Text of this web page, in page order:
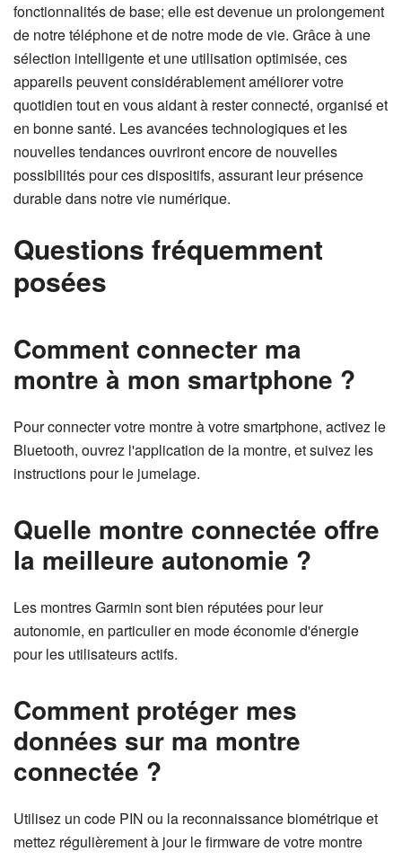
fonctionnalités de base; elle est devenue un prolongement
de notre téléphone et de notre mode de vie. Grâce à une
sélection intelligente et une utilisation optimisée, ces
appareils peuvent considérablement améliorer votre
quotidien tout en vous aidant à rester connecté, organisé et
en bonne santé. Les avancées technologiques et les
nouvelles tendances ouvriront encore de nouvelles
possibilités pour ces dispositifs, assurant leur présence
durable dans notre vie numérique.
Questions fréquemment
posées
Comment connecter ma
montre à mon smartphone ?
Pour connecter votre montre à votre smartphone, activez le
Bluetooth, ouvrez l'application de la montre, et suivez les
instructions pour le jumelage.
Quelle montre connectée offre
la meilleure autonomie ?
Les montres Garmin sont bien réputées pour leur
autonomie, en particulier en mode économie d'énergie
pour les utilisateurs actifs.
Comment protéger mes
données sur ma montre
connectée ?
Utilisez un code PIN ou la reconnaissance biométrique et
mettez régulièrement à jour le firmware de votre montre